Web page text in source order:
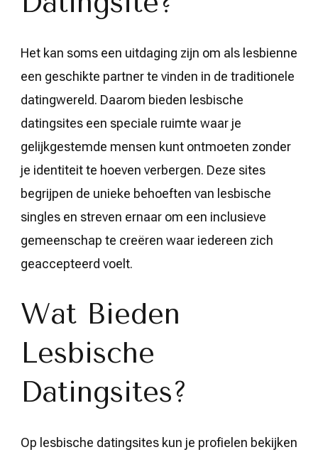
Het kan soms een uitdaging zijn om als lesbienne
een geschikte partner te vinden in de traditionele
datingwereld. Daarom bieden lesbische
datingsites een speciale ruimte waar je
gelijkgestemde mensen kunt ontmoeten zonder
je identiteit te hoeven verbergen. Deze sites
begrijpen de unieke behoeften van lesbische
singles en streven ernaar om een inclusieve
gemeenschap te creëren waar iedereen zich
geaccepteerd voelt.
Wat Bieden
Lesbische
Datingsites?
Op lesbische datingsites kun je profielen bekijken